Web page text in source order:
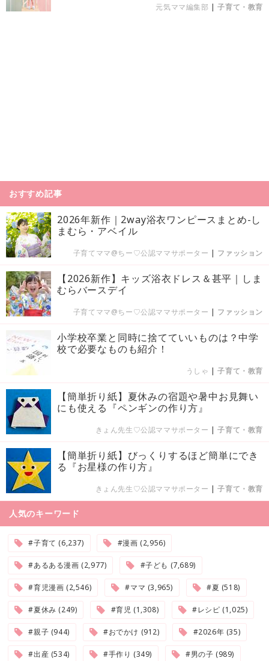
元気ママ編集部 |子育て・教育
おすすめ記事
2026年新作｜2way浴衣ワンピースまとめ-し
まむら・アベイル
子育てママ@ちー♡公認ママサポーター | ファッション
【2026新作】キッズ浴衣ドレス＆甚平｜しま
むらバースデイ
子育てママ@ちー♡公認ママサポーター | ファッション
小学校卒業と同時に捨てていいものは？中学
校で必要なものも紹介！
うしゃ |子育て・教育
【簡単折り紙】夏休みの宿題や暑中お見舞い
にも使える『ペンギンの作り方』
きょん先生♡公認ママサポーター |子育て・教育
【簡単折り紙】びっくりするほど簡単にでき
る『お星様の作り方』
きょん先生♡公認ママサポーター |子育て・教育
人気のキーワード
#子育て (6,237) #漫画 (2,956)
#あるある漫画 (2,977) #子ども (7,689)
#育児漫画 (2,546) #ママ (3,965) #夏 (518)
#夏休み (249) #育児 (1,308) #レシピ (1,025)
#親子 (944) #おでかけ (912) #2026年 (35)
#出産 (534) #手作り (349) #男の子 (989)